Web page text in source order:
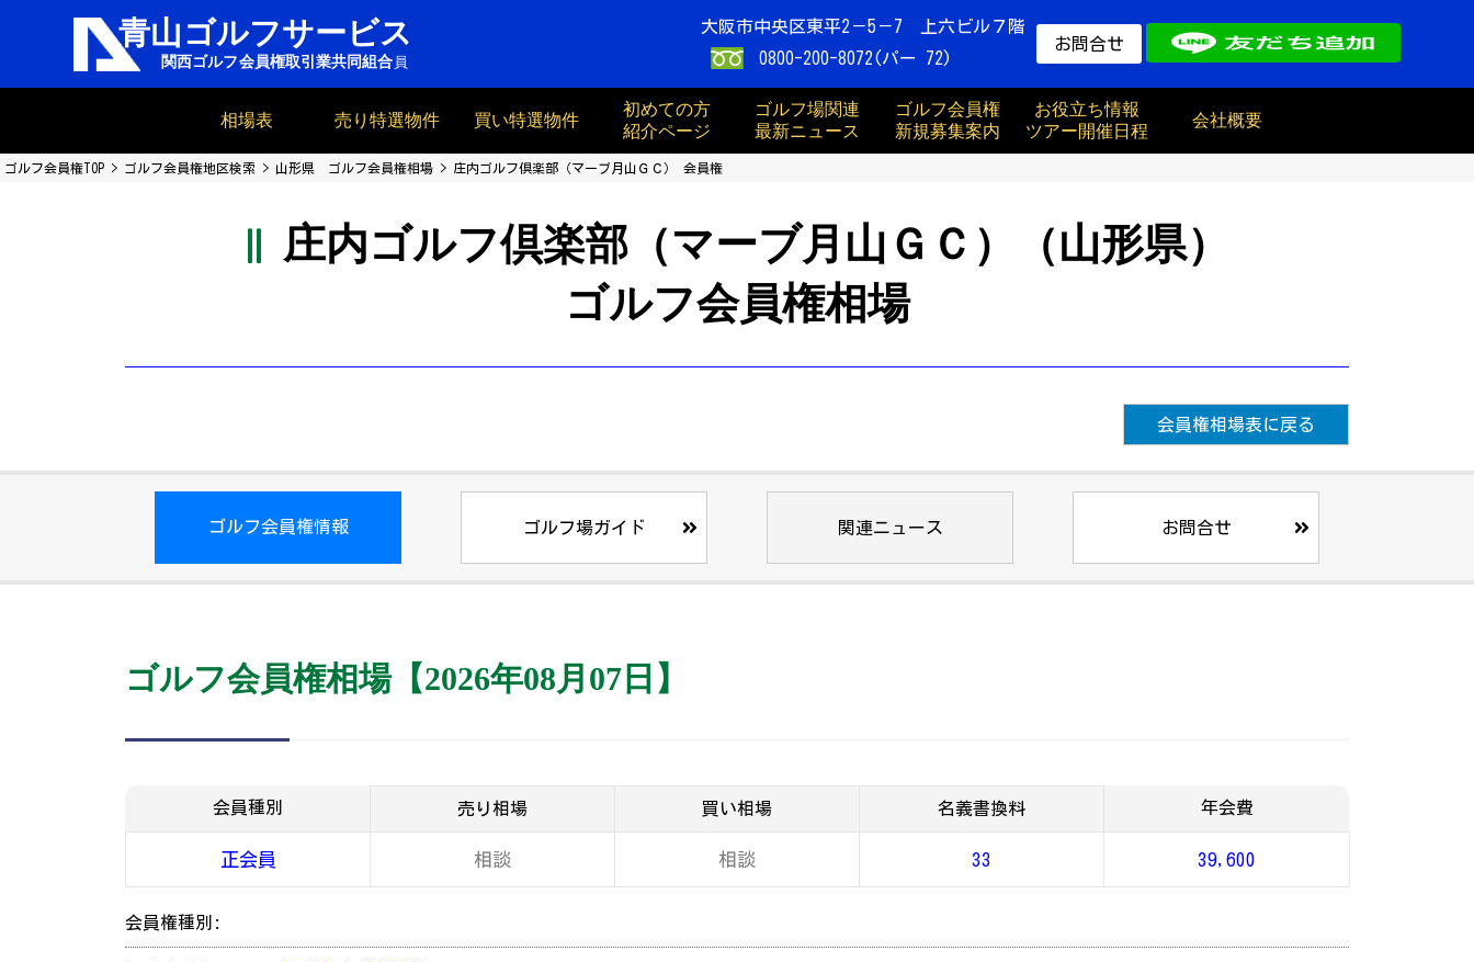
大阪市中央区東平2－5－7 上六ビル７階
0800-200-8072(パー 72)
お問合せ
相場表 売り特選物件 買い特選物件
初めての方
紹介ページ
ゴルフ場関連
最新ニュース
ゴルフ会員権
新規募集案内
お役立ち情報
ツアー開催日程
会社概要
ゴルフ会員権TOP ゴルフ会員権地区検索 山形県 ゴルフ会員権相場 庄内ゴルフ倶楽部（マーブ月山ＧＣ） 会員権
庄内ゴルフ倶楽部（マーブ月山ＧＣ）（山形県）
ゴルフ会員権相場
会員権相場表に戻る
ゴルフ会員権情報 ゴルフ場ガイド 関連ニュース お問合せ
ゴルフ会員権相場【2026年08月07日】
会員種別 売り相場 買い相場 名義書換料 年会費
正会員 相談 相談 33 39,600
会員権種別: